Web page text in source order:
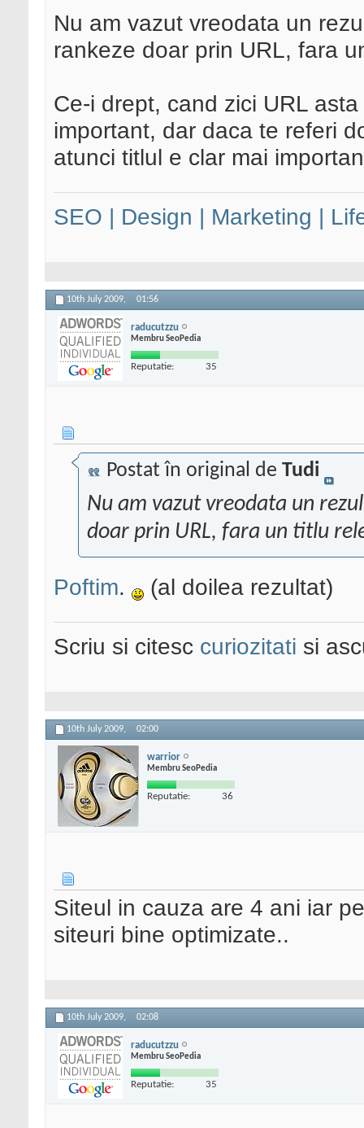
Nu am vazut vreodata un
rankeze doar prin URL, fara
Ce-i drept, cand zici URL
important, dar daca te referi
atunci titlul e clar mai
SEO | Design | Marketing |
10th July 2009, 01:56
raducutzzu
Membru SeoPedia
Reputatie: 35
Postat în original de Tudi
Nu am vazut vreodata un
doar prin URL, fara un titlu
Poftim. (al doilea rezultat)
Scriu si citesc curiozitati si
10th July 2009, 02:00
warrior
Membru SeoPedia
Reputatie: 36
Siteul in cauza are 4 ani iar
siteuri bine optimizate..
10th July 2009, 02:08
raducutzzu
Membru SeoPedia
Reputatie: 35